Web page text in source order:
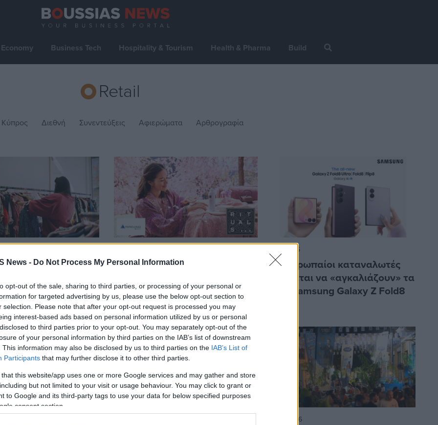
News - Do Not Process My Personal Information
opt-out of the sale, sharing to third parties, or processing of your personal or
for targeted advertising by us, please use the below opt-out section to
selection. Please note that after your opt-out request is processed you may
interest-based ads based on personal information utilized by us or personal
to third parties prior to your opt-out. You may separately opt-out of the
of your personal information by third parties on the IAB’s list of downstream
This information may also be disclosed by us to third parties on the IAB’s List of
Participants that may further disclose it to other third parties.
that this website/app uses one or more Google services and may gather and store
but not limited to your visit or usage behaviour. You may click to grant or
to Google and its third-party tags to use your data for below specified purposes
consent section.
Economy Business Tech Hospitality & Tourism Health & Pharma Build
Retail
Κύπρος Διεθνή Συνεντεύξεις Αφιερώματα Αρθρογραφία
5% του όγκου
Νέα στρατηγική συνεργασία
με τη Rituals Cosmetics
5/8/2026
Οι Ευρωπαίοι καταναλωτές
φαίνεται να «αγκαλιάζουν» τα
νέα Samsung Galaxy Z Fold8
31/7/2026